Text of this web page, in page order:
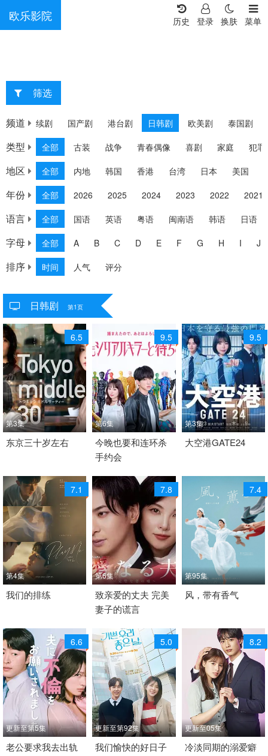
欧乐影院 菜单
换肤
登录
历史
筛选
频道 连续剧 国产剧 港台剧 日韩剧 欧美剧 泰国剧
类型 全部 古装 战争 青春偶像 喜剧 家庭 犯罪
地区 全部 内地 韩国 香港 台湾 日本 美国
年份 全部 2026 2025 2024 2023 2022 2021
语言 全部 国语 英语 粤语 闽南语 韩语 日语
字母 全部 A B C D E F G H I J
排序 时间 人气 评分
日韩剧 第1页
6.5
第3集
2026 / 日本 / 日语
东京三十岁左右
9.5
第6集
2026 / 日本 / 日语
日本
今晚也要和连环杀
手约会
9.5
第3集
2026 / 日本 / 日语
大空港GATE24
7.1
第4集
2026 / 韩国 / 韩语
我们的排练
7.8
第6集
2026 / 日本 / 日语
悬疑 日剧
致亲爱的丈夫 完美
妻子的谎言
7.4
第95集
2026 / 日本 / 日语
风，带有香气
6.6
更新至第5集
2026 / 日本 / 日语
老公要求我去出轨
5.0
更新至第92集
2026 / 韩国 / 韩语
我们愉快的好日子
8.2
更新至05集
2026 / 日本 / 日语
冷淡同期的溺爱癖